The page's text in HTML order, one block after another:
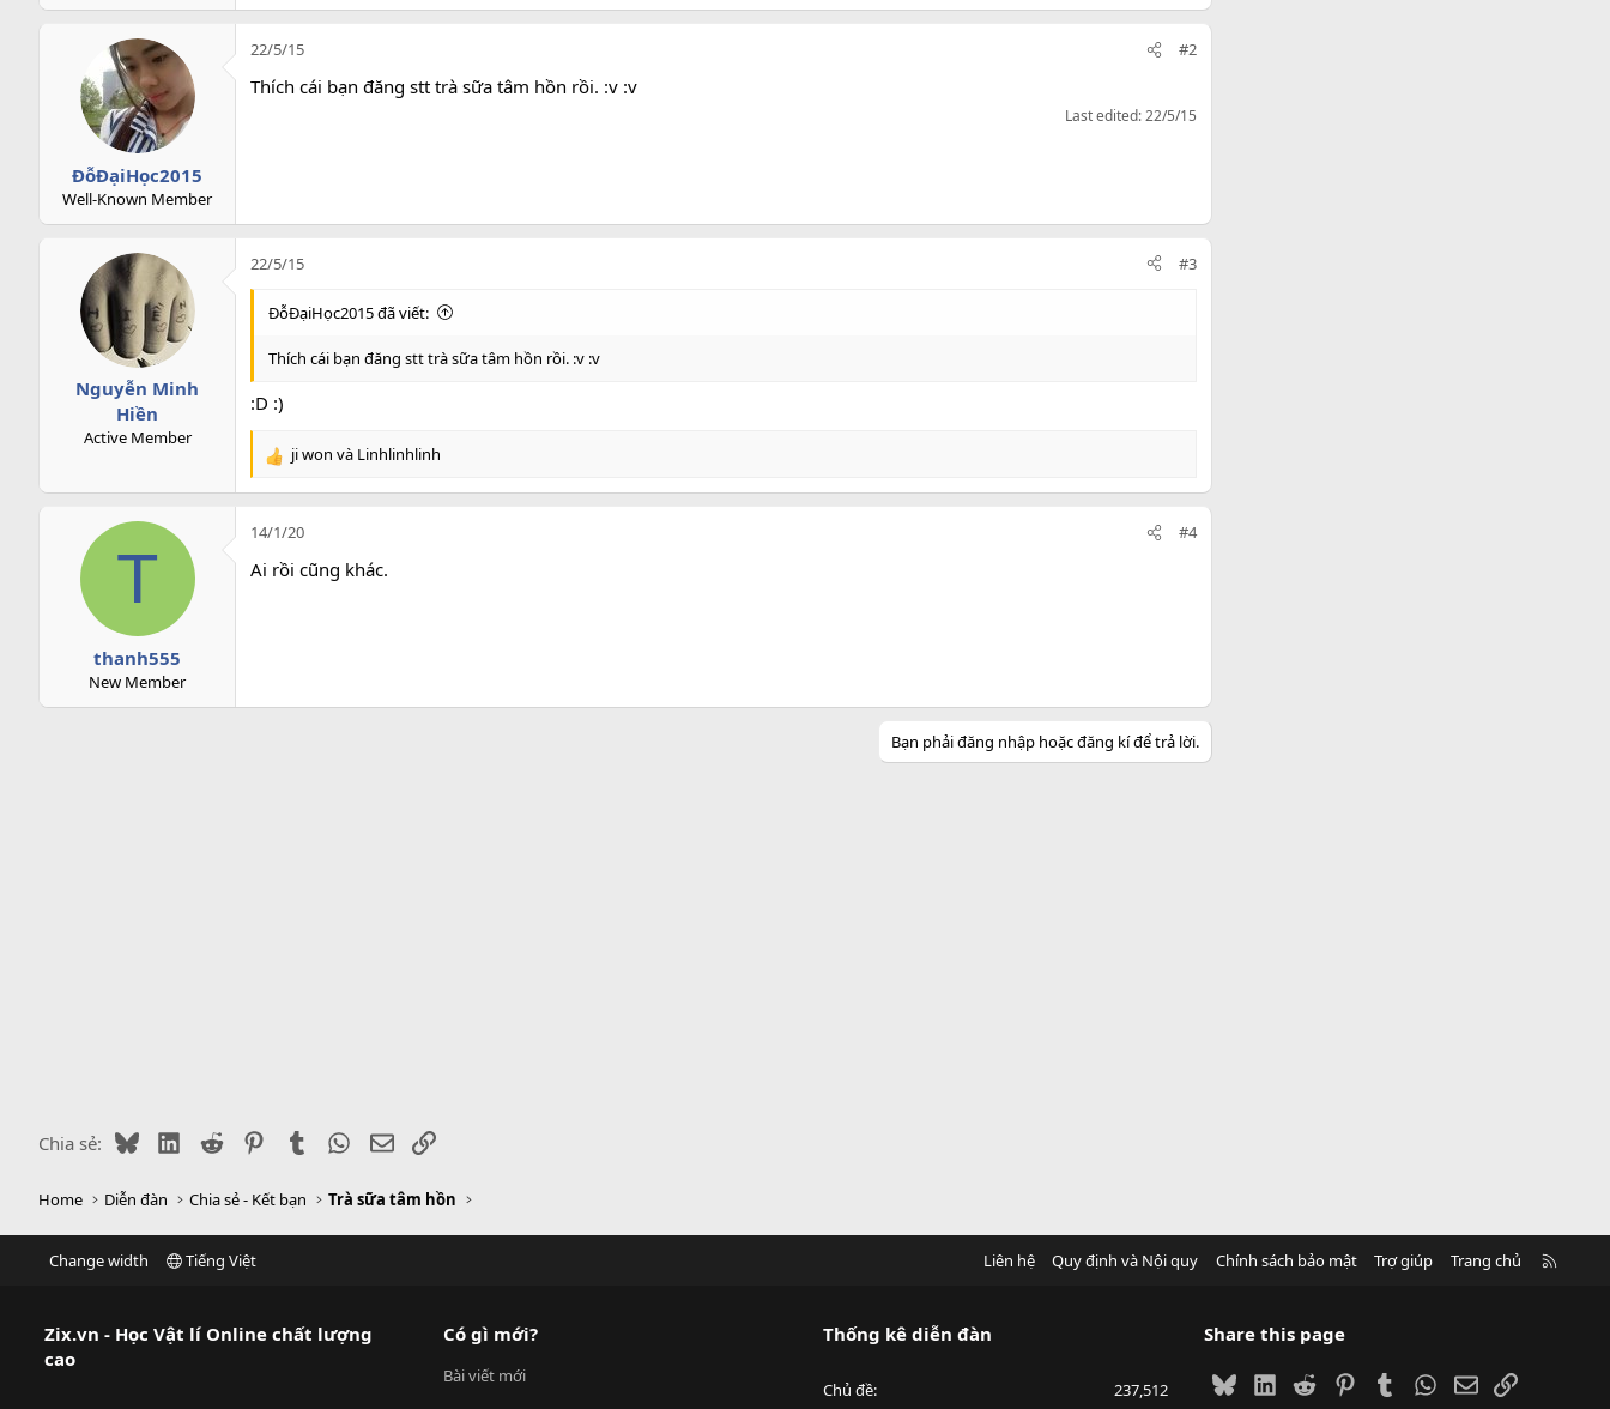
c
i
ĐỗĐạiHọc2015
Well-Known Member
22/5/15 #2
Thích cái bạn đăng stt trà sữa tâm hồn rồi. :v :v
Last edited:22/5/15
Nguyễn Minh
Hiền
Active Member
22/5/15 #3
ĐỗĐạiHọc2015 đã viết:
Thích cái bạn đăng stt trà sữa tâm hồn rồi. :v :v
:D :)
R
c
i
ji won và Linhlinhlinh
T
thanh555
New Member
14/1/20 #4
Ai rồi cũng khác.
Bạn phải đăng nhập hoặc đăng kí để trả lời.
Chia sẻ: BlueskyLinkedIn
Reddit PinterestTumblr WhatsApp
EmailLink
Home Diễn đàn Chia sẻ - Kết bạn Trà sữa tâm hồn
Change width Tiếng Việt Liên hệ Quy định và Nội quy Chính sách bảo mật Trợ giúp Trang chủ
Zix.vn - Học Vật lí Online chất lượng
cao
Có gì mới?
Bài viết mới
Thống kê diễn đàn
Chủ đề 237,512
Share this page
BlueskyLinkedIn
Reddit PinterestTumblrWhatsApp
EmailLink